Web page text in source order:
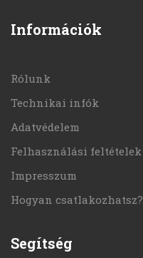
Információk
Rólunk
Technikai infók
Adatvédelem
Felhasználási feltételek
Impresszum
Hogyan csatlakozhatsz?
Segítség